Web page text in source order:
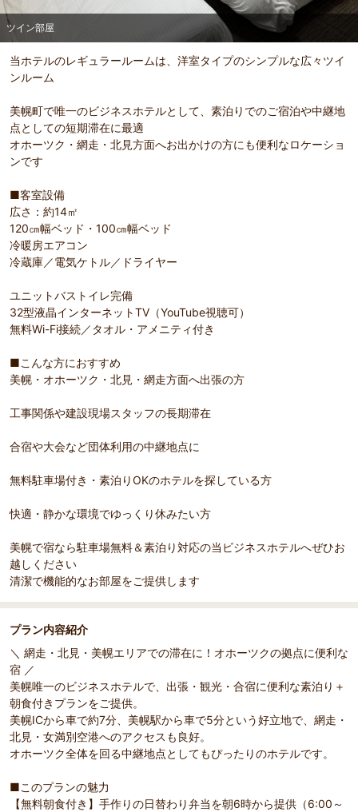
ツイン部屋
当ホテルのレギュラールームは、洋室タイプのシンプルな広々ツイ
ンルーム
美幌町で唯一のビジネスホテルとして、素泊りでのご宿泊や中継地
点としての短期滞在に最適
オホーツク・網走・北見方面へお出かけの方にも便利なロケーショ
ンです
■客室設備
広さ：約14㎡
120㎝幅ベッド・100㎝幅ベッド
冷暖房エアコン
冷蔵庫／電気ケトル／ドライヤー
ユニットバストイレ完備
32型液晶インターネットTV（YouTube視聴可）
無料Wi-Fi接続／タオル・アメニティ付き
■こんな方におすすめ
美幌・オホーツク・北見・網走方面へ出張の方
工事関係や建設現場スタッフの長期滞在
合宿や大会など団体利用の中継地点に
無料駐車場付き・素泊りOKのホテルを探している方
快適・静かな環境でゆっくり休みたい方
美幌で宿なら駐車場無料＆素泊り対応の当ビジネスホテルへぜひお
越しください
清潔で機能的なお部屋をご提供します
プラン内容紹介
＼ 網走・北見・美幌エリアでの滞在に！オホーツクの拠点に便利な
宿 ／
美幌唯一のビジネスホテルで、出張・観光・合宿に便利な素泊り＋
朝食付きプランをご提供。
美幌ICから車で約7分、美幌駅から車で5分という好立地で、網走・
北見・女満別空港へのアクセスも良好。
オホーツク全体を回る中継地点としてもぴったりのホテルです。
■このプランの魅力
【無料朝食付き】手作りの日替わり弁当を朝6時から提供（6:00～
部屋詳細